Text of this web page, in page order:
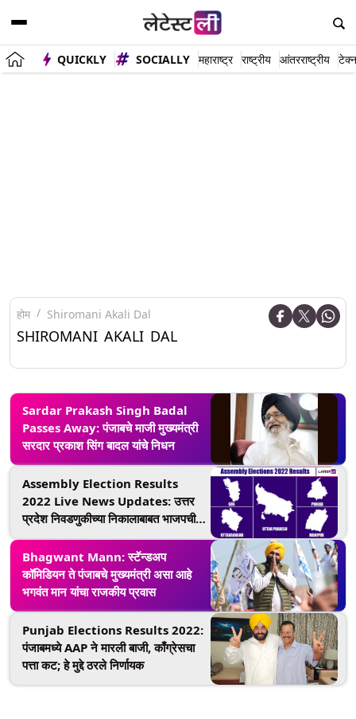
QUICKLY SOCIALLY महाराष्ट्र राष्ट्रीय आंतरराष्ट्रीय
होम Shiromani Akali Dal
SHIROMANI AKALI DAL
Sardar Prakash Singh Badal
Passes Away: पंजाबचे माजी मुख्यमंत्री
सरदार प्रकाश सिंग बादल यांचे निधन
Assembly Election Results
2022 Live News Updates: उत्तर
प्रदेश निवडणुकीच्या निकालाबाबत भाजपची
उद्या दिल्लीत बैठक होणार
Bhagwant Mann: स्टॅन्डअप
कॉमिडियन ते पंजाबचे मुख्यमंत्री असा आहे
भगवंत मान यांचा राजकीय प्रवास
Punjab Elections Results 2022:
पंजाबमध्ये AAP ने मारली बाजी, काँग्रेसचा
पत्ता कट; हे मुद्दे ठरले निर्णायक